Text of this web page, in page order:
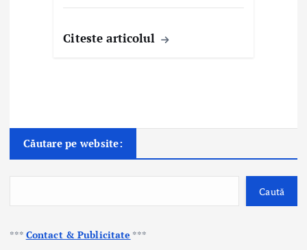
Citeste articolul
Căutare pe website:
Caută
*** Contact & Publicitate ***